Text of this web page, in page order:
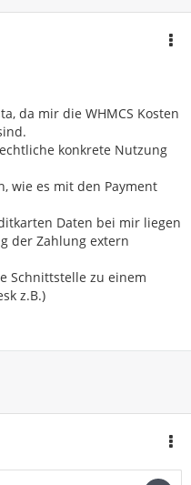
da mir die WHMCS Kosten
konkrete Nutzung
wie es mit den Payment
Daten bei mir liegen
der Zahlung extern
Schnittstelle zu einem
z.B.)